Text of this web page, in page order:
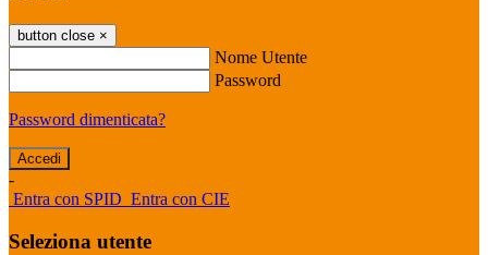
button close ×
Nome Utente
Password
Password dimenticata?
-
Entra con SPID Entra con CIE
Seleziona utente